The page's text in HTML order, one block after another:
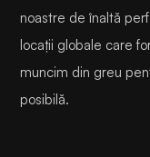
noastre de înaltă
locații globale care
muncim din greu
posibilă.